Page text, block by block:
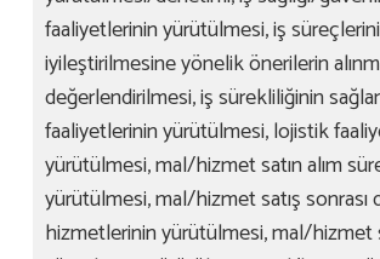
faaliyetlerinin yürütülmesi, iş
iyileştirilmesine yönelik önerilerin
değerlendirilmesi, iş sürekliliğinin
faaliyetlerinin yürütülmesi, lojistik
yürütülmesi, mal/hizmet satın alım
yürütülmesi, mal/hizmet satış sonrası
hizmetlerinin yürütülmesi, mal/hizmet